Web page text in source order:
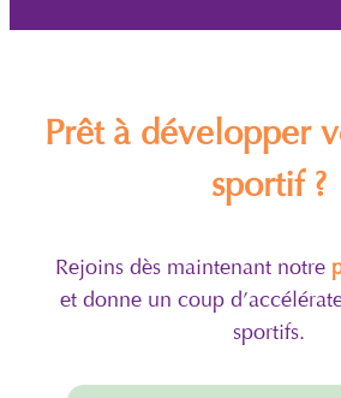
Prêt à développer
sportif ?
Rejoins dès maintenant notre
et donne un coup
sportifs.